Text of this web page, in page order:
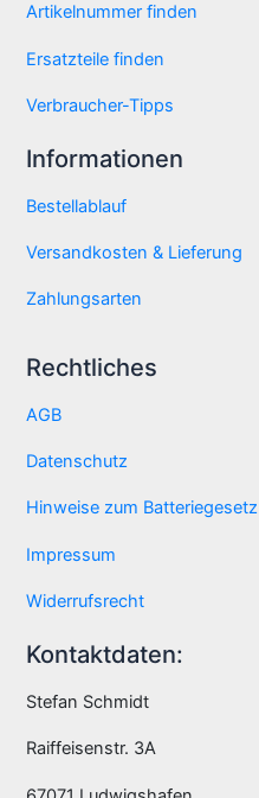
Artikelnummer finden
Ersatzteile finden
Verbraucher-Tipps
Informationen
Bestellablauf
Versandkosten & Lieferung
Zahlungsarten
Rechtliches
AGB
Datenschutz
Hinweise zum Batteriegesetz
Impressum
Widerrufsrecht
Kontaktdaten:
Stefan Schmidt
Raiffeisenstr. 3A